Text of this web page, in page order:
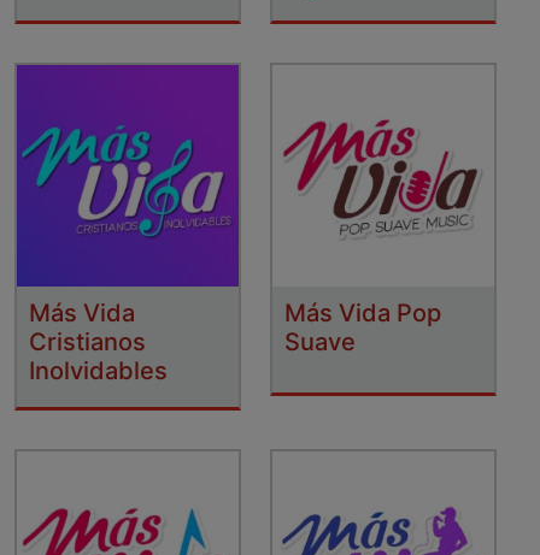
Más Vida
Cristianos
Inolvidables
Más Vida Pop
Suave